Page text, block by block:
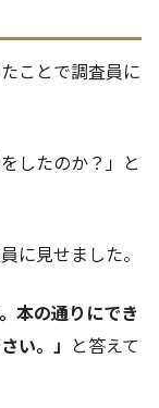
ことで調査員に
したのか？」と
に見せました。
本の通りにでき
い。」 と答えて